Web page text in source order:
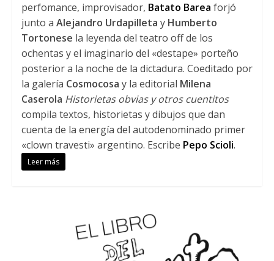
perfomance, improvisador, Batato Barea forjó
junto a Alejandro Urdapilleta y Humberto
Tortonese la leyenda del teatro off de los
ochentas y el imaginario del «destape» porteño
posterior a la noche de la dictadura. Coeditado por
la galería Cosmocosa y la editorial Milena
Caserola Historietas obvias y otros cuentitos
compila textos, historietas y dibujos que dan
cuenta de la energía del autodenominado primer
«clown travesti» argentino. Escribe Pepo Scioli.
Leer más